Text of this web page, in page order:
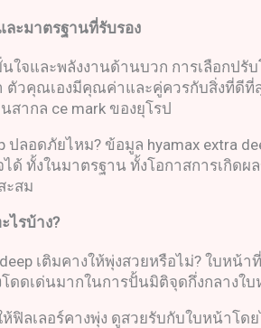
ละมาตรฐานที่รับรอง
และพลังงานด้านบวก การเลือกปรั
วคุณเองมีคุณค่าและคู่ควรกับสิ่งที่ดีที่
สากล ce mark ของยุโรป
ปลอดภัยไหม? ข้อมูล hyamax extra
ทั้งในมาตรฐาน ทั้งโอกาสการเกิดผ
ะสม
ไรบ้าง?
deep เติมคางให้พุ่งสวยหรือไม่? ใบ
ดเด่นมากในการปั้นมิติจุดกึ่งกลางใ
ห้ฟิลเลอร์คางพุ่ง ดูสวยรับกับใบหน้าโด